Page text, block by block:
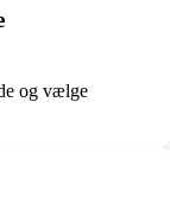
og vælge